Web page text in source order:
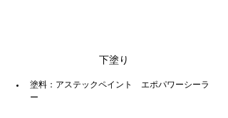
下塗り
塗料：アステックペイント　エポパワーシーラ
ー